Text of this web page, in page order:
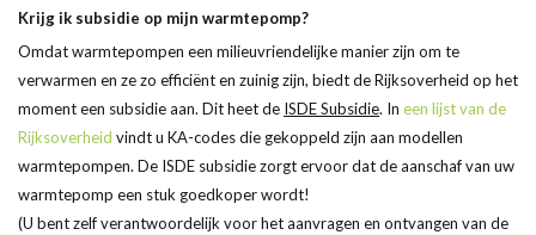
Krijg ik subsidie op mijn warmtepomp?
Omdat warmtepompen een milieuvriendelijke manier zijn om te
verwarmen en ze zo efficiënt en zuinig zijn, biedt de Rijksoverheid op het
moment een subsidie aan. Dit heet de ISDE Subsidie. In een lijst van de
Rijksoverheid vindt u KA-codes die gekoppeld zijn aan modellen
warmtepompen. De ISDE subsidie zorgt ervoor dat de aanschaf van uw
warmtepomp een stuk goedkoper wordt!
(U bent zelf verantwoordelijk voor het aanvragen en ontvangen van de